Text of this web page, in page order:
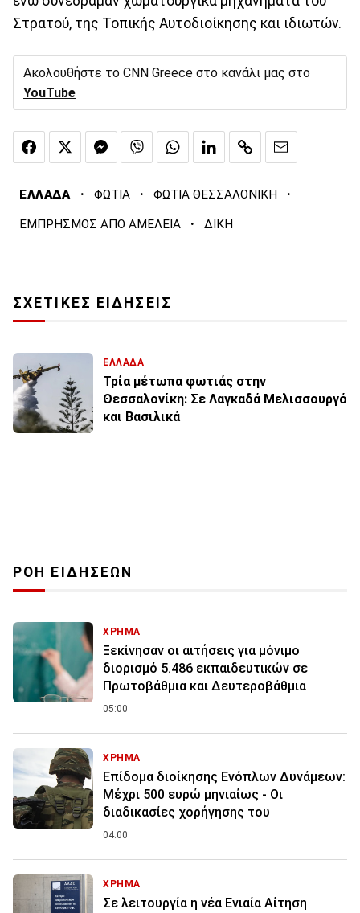
Στρατού, της Τοπικής Αυτοδιοίκησης και ιδιωτών.
Ακολουθήστε το CNN Greece στο κανάλι μας στο
YouTube
ΕΛΛΑΔΑ · ΦΩΤΙΑ · ΦΩΤΙΑ ΘΕΣΣΑΛΟΝΙΚΗ ·
ΕΜΠΡΗΣΜΟΣ ΑΠΟ ΑΜΕΛΕΙΑ · ΔΙΚΗ
ΣΧΕΤΙΚΕΣ ΕΙΔΗΣΕΙΣ
ΕΛΛΑΔΑ
Τρία μέτωπα φωτιάς στην
Θεσσαλονίκη: Σε Λαγκαδά Μελισσουργό
και Βασιλικά
ΡΟΗ ΕΙΔΗΣΕΩΝ
ΧΡΗΜΑ
Ξεκίνησαν οι αιτήσεις για μόνιμο
διορισμό 5.486 εκπαιδευτικών σε
Πρωτοβάθμια και Δευτεροβάθμια
05:00
ΧΡΗΜΑ
Επίδομα διοίκησης Ενόπλων Δυνάμεων:
Μέχρι 500 ευρώ μηνιαίως - Οι
διαδικασίες χορήγησης του
04:00
ΧΡΗΜΑ
Σε λειτουργία η νέα Ενιαία Αίτηση